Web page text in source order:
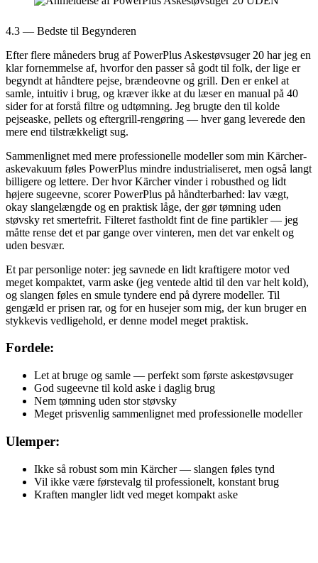
4.3 — Bedste til Begynderen
Efter flere måneders brug af PowerPlus Askestøvsuger 20 har jeg en
klar fornemmelse af, hvorfor den passer så godt til folk, der lige er
begyndt at håndtere pejse, brændeovne og grill. Den er enkel at
samle, intuitiv i brug, og kræver ikke at du læser en manual på 40
sider for at forstå filtre og udtømning. Jeg brugte den til kolde
pejseaske, pellets og eftergrill-rengøring — hver gang leverede den
mere end tilstrækkeligt sug.
Sammenlignet med mere professionelle modeller som min Kärcher-
askevakuum føles PowerPlus mindre industrialiseret, men også langt
billigere og lettere. Der hvor Kärcher vinder i robusthed og lidt
højere sugeevne, scorer PowerPlus på håndterbarhed: lav vægt,
okay slangelængde og en praktisk låge, der gør tømning uden
støvsky ret smertefrit. Filteret fastholdt fint de fine partikler — jeg
måtte rense det et par gange over vinteren, men det var enkelt og
uden besvær.
Et par personlige noter: jeg savnede en lidt kraftigere motor ved
meget kompaktet, varm aske (jeg ventede altid til den var helt kold),
og slangen føles en smule tyndere end på dyrere modeller. Til
gengæld er prisen rar, og for en husejer som mig, der kun bruger en
stykkevis vedligehold, er denne model meget praktisk.
Fordele:
Let at bruge og samle — perfekt som første askestøvsuger
God sugeevne til kold aske i daglig brug
Nem tømning uden stor støvsky
Meget prisvenlig sammenlignet med professionelle modeller
Ulemper:
Ikke så robust som min Kärcher — slangen føles tynd
Vil ikke være førstevalg til professionelt, konstant brug
Kraften mangler lidt ved meget kompakt aske